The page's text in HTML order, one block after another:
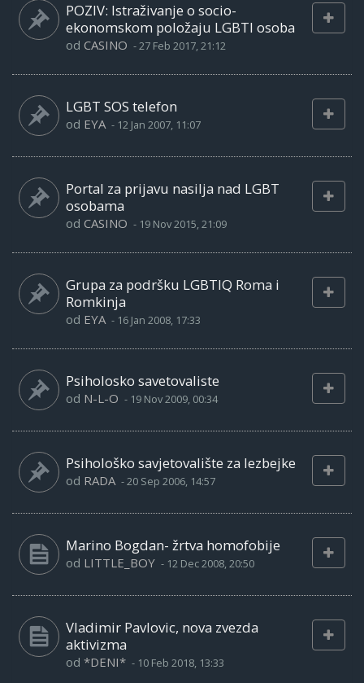
POZIV: Istraživanje o socio-
ekonomskom položaju LGBTI osoba
od CASINO -27 Feb 2017, 21:12
LGBT SOS telefon
od EYA - 12 Jan 2007, 11:07
Portal za prijavu nasilja nad LGBT
osobama
od CASINO - 19 Nov 2015, 21:09
Grupa za podršku LGBTIQ Roma i
Romkinja
od EYA - 16 Jan 2008, 17:33
Psiholosko savetovaliste
od N-L-O - 19 Nov 2009, 00:34
Psihološko savjetovalište za lezbejke
od RADA -20 Sep 2006, 14:57
Marino Bogdan- žrtva homofobije
od LITTLE_BOY - 12 Dec 2008, 20:50
Vladimir Pavlovic, nova zvezda
aktivizma
od *DENI* - 10 Feb 2018, 13:33